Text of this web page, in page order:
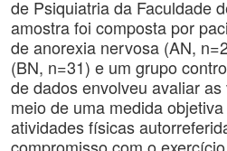
de Psiquiatria da Faculdade
amostra foi composta por
de anorexia nervosa (AN,
(BN, n=31) e um grupo
de dados envolveu avaliar
meio de uma medida
atividades físicas